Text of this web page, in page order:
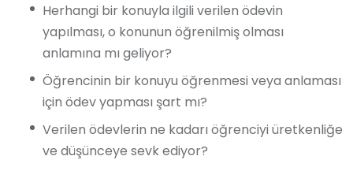
Herhangi bir konuyla ilgili verilen ödevin
yapılması, o konunun öğrenilmiş olması
anlamına mı geliyor?
Öğrencinin bir konuyu öğrenmesi veya anlaması
için ödev yapması şart mı?
Verilen ödevlerin ne kadarı öğrenciyi üretkenliğe
ve düşünceye sevk ediyor?